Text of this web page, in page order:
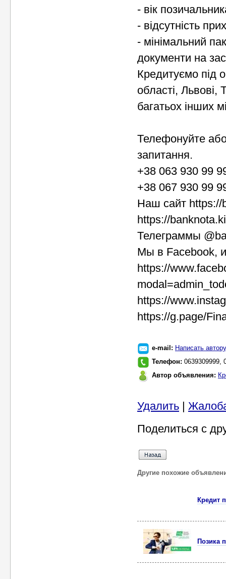
- вік
- відсутність
- мінімальний
документи на
Кредитуємо під
області, Львові,
багатьох інших
Телефонуйте
запитання.
+38 063 930 99
+38 067 930 99
Наш сайт https://
https://
Телеграммы
Мы в Facebook,
https://
https://
https://g.page/
e-mail: Написать автору
Телефон: 0639309999,
Автор объявления:
Удалить |
Поделиться с
Другие похожие
Кредит
Позика